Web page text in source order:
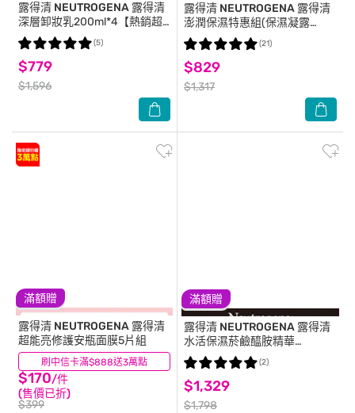
露得清 NEUTROGENA 露得清
深層卸妝乳200ml*4【熱銷超
值四入組】
$779
$1,596
(5)
露得清 NEUTROGENA 露得清
澎潤保濕特惠組(保濕凝露
50G*1+補充包50G*2) #補水保
濕 #煥活肌膚
$829
$1,317
(21)
滿額贈
刷中信卡滿$888送3萬點
露得清 NEUTROGENA 露得清
超能亮修護安瓶面膜5片組
$170/件
(售價已折)
$399
(6)
滿額贈
露得清 NEUTROGENA 露得清
水活保濕菸鹼醯胺精華
30ml*2【超值二入組】
$1,329
$1,798
(2)